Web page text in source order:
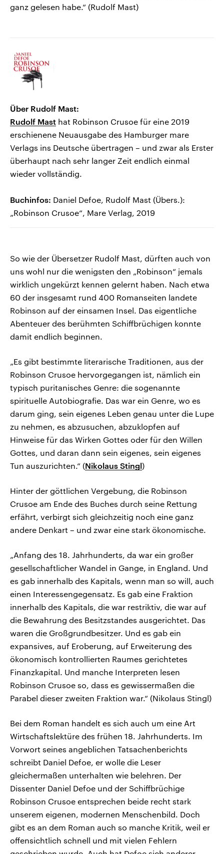
ganz gelesen habe.“ (Rudolf Mast)
Über Rudolf Mast:
Rudolf Mast hat Robinson Crusoe für eine 2019
erschienene Neuausgabe des Hamburger mare
Verlags ins Deutsche übertragen – und zwar als Erster
überhaupt nach sehr langer Zeit endlich einmal
wieder vollständig.
Buchinfos: Daniel Defoe, Rudolf Mast (Übers.):
„Robinson Crusoe“, Mare Verlag, 2019
So wie der Übersetzer Rudolf Mast, dürften auch von
uns wohl nur die wenigsten den „Robinson“ jemals
wirklich ungekürzt kennen gelernt haben. Nach etwa
60 der insgesamt rund 400 Romanseiten landete
Robinson auf der einsamen Insel. Das eigentliche
Abenteuer des berühmten Schiffbrüchigen konnte
damit endlich beginnen.
„Es gibt bestimmte literarische Traditionen, aus der
Robinson Crusoe hervorgegangen ist, nämlich ein
typisch puritanisches Genre: die sogenannte
spirituelle Autobiografie. Das war ein Genre, wo es
darum ging, sein eigenes Leben genau unter die Lupe
zu nehmen, es abzusuchen, abzuklopfen auf
Hinweise für das Wirken Gottes oder für den Willen
Gottes, und daran dann sein eigenes, sein eigenes
Tun auszurichten.“ (Nikolaus Stingl)
Hinter der göttlichen Vergebung, die Robinson
Crusoe am Ende des Buches durch seine Rettung
erfährt, verbirgt sich gleichzeitig noch eine ganz
andere Denkart – und zwar eine stark ökonomische.
„Anfang des 18. Jahrhunderts, da war ein großer
gesellschaftlicher Wandel in Gange, in England. Und
es gab innerhalb des Kapitals, wenn man so will, auch
einen Interessengegensatz. Es gab eine Fraktion
innerhalb des Kapitals, die war restriktiv, die war auf
die Bewahrung des Besitzstandes ausgerichtet. Das
waren die Großgrundbesitzer. Und es gab ein
expansives, auf Eroberung, auf Erweiterung des
ökonomisch kontrollierten Raumes gerichtetes
Finanzkapital. Und manche Interpreten lesen
Robinson Crusoe so, dass es gewissermaßen die
Parabel dieser zweiten Fraktion war.“ (Nikolaus Stingl)
Bei dem Roman handelt es sich auch um eine Art
Wirtschaftslektüre des frühen 18. Jahrhunderts. Im
Vorwort seines angeblichen Tatsachenberichts
schreibt Daniel Defoe, er wolle die Leser
gleichermaßen unterhalten wie belehren. Der
Dissenter Daniel Defoe und der Schiffbrüchige
Robinson Crusoe entsprechen beide recht stark
unserem eigenen, modernen Menschenbild. Doch
gibt es an dem Roman auch so manche Kritik, weil er
offensichtlich schnell und mit vielen Fehlern